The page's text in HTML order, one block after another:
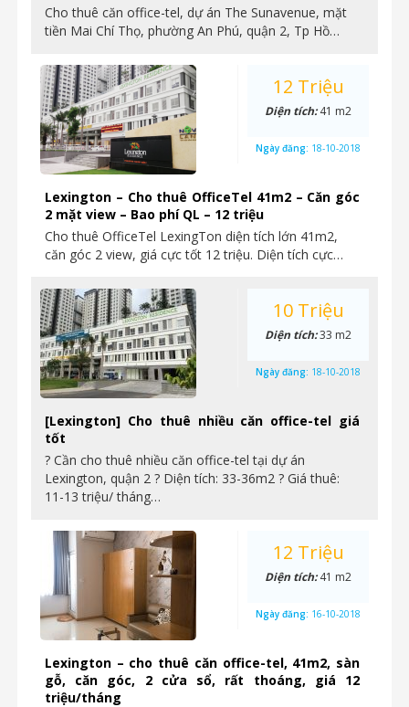
Cho thuê căn office-tel, dự án The Sunavenue, mặt
tiền Mai Chí Thọ, phường An Phú, quận 2, Tp Hồ…
Lexington – Cho thuê OfficeTel 41m2 – Căn góc
2 mặt view – Bao phí QL – 12 triệu
Cho thuê OfficeTel LexingTon diện tích lớn 41m2,
căn góc 2 view, giá cực tốt 12 triệu. Diện tích cực…
12 Triệu
Diện tích:41 m2
Ngày đăng: 18-10-2018
[Lexington] Cho thuê nhiều căn office-tel giá
tốt
? Cần cho thuê nhiều căn office-tel tại dự án
Lexington, quận 2 ? Diện tích: 33-36m2 ? Giá thuê:
11-13 triệu/ tháng…
10 Triệu
Diện tích:33 m2
Ngày đăng: 18-10-2018
Lexington – cho thuê căn office-tel, 41m2, sàn
gỗ, căn góc, 2 cửa sổ, rất thoáng, giá 12
triệu/tháng
12 Triệu
Diện tích:41 m2
Ngày đăng: 16-10-2018